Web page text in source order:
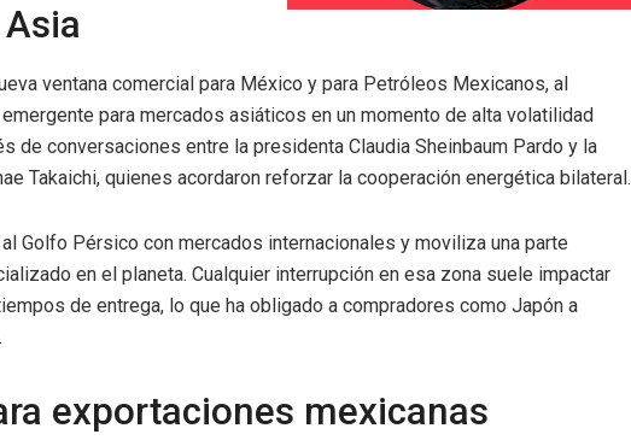
ventana comercial para México y para Petróleos Mexicanos, al
para mercados asiáticos en un momento de alta volatilidad
de conversaciones entre la presidenta Claudia Sheinbaum Pardo y la
Takaichi, quienes acordaron reforzar la cooperación energética bilateral.
Golfo Pérsico con mercados internacionales y moviliza una parte
en el planeta. Cualquier interrupción en esa zona suele impactar
de entrega, lo que ha obligado a compradores como Japón a
exportaciones mexicanas